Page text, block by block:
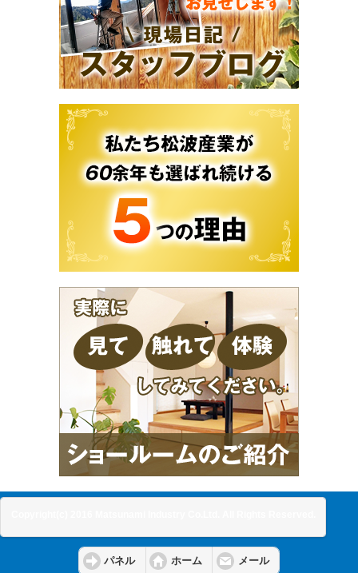
パネル ホーム メール